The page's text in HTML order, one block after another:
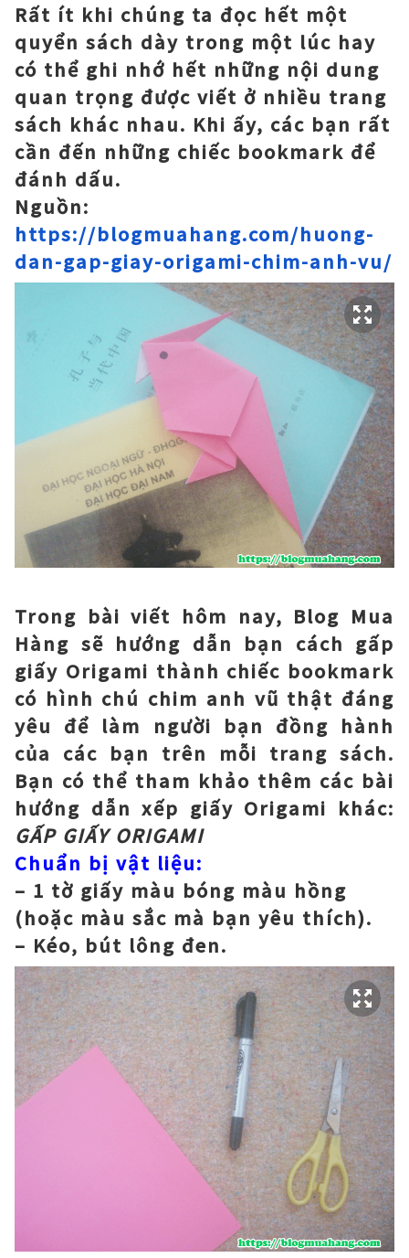
Rất ít khi chúng ta đọc hết một
quyển sách dày trong một lúc hay
có thể ghi nhớ hết những nội dung
quan trọng được viết ở nhiều trang
sách khác nhau. Khi ấy, các bạn rất
cần đến những chiếc bookmark để
đánh dấu.
Nguồn:
https://blogmuahang.com/huong-
dan-gap-giay-origami-chim-anh-vu/
Trong bài viết hôm nay, Blog Mua
Hàng sẽ hướng dẫn bạn cách gấp
giấy Origami thành chiếc bookmark
có hình chú chim anh vũ thật đáng
yêu để làm người bạn đồng hành
của các bạn trên mỗi trang sách.
Bạn có thể tham khảo thêm các bài
hướng dẫn xếp giấy Origami khác:
GẤP GIẤY ORIGAMI
Chuẩn bị vật liệu:
– 1 tờ giấy màu bóng màu hồng
(hoặc màu sắc mà bạn yêu thích).
– Kéo, bút lông đen.